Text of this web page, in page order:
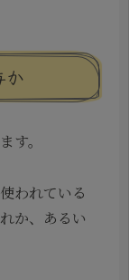
か
す。
われている
か、あるい